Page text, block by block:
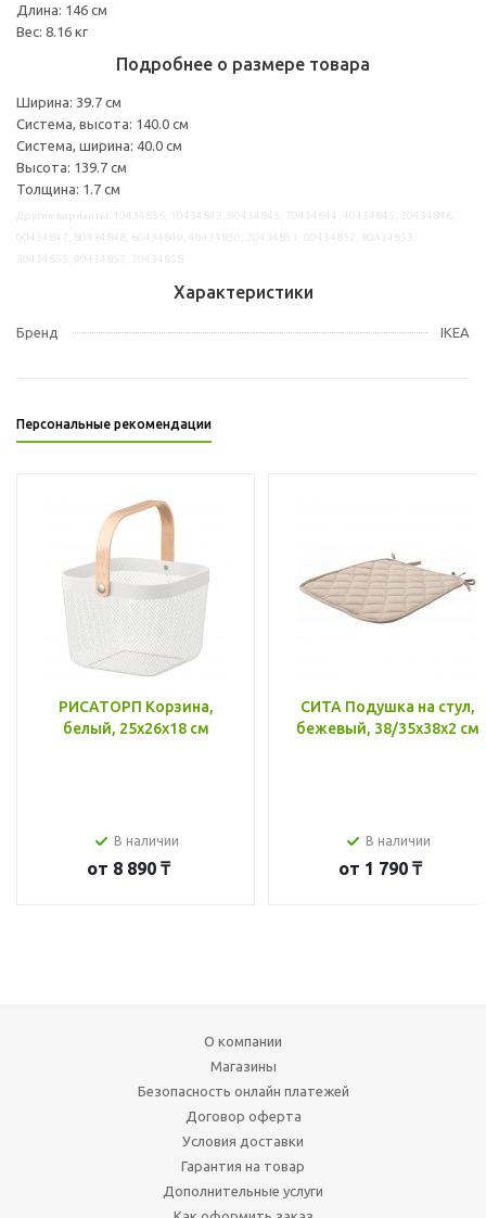
Длина: 146 см
Вес: 8.16 кг
Подробнее о размере товара
Ширина: 39.7 см
Система, высота: 140.0 см
Система, ширина: 40.0 см
Высота: 139.7 см
Толщина: 1.7 см
Характеристики
Бренд IKEA
Персональные рекомендации
РИСАТОРП Корзина,
белый, 25x26x18 см
В наличии
от 8 890 ₸
СИТА Подушка на стул,
бежевый, 38/35x38x2 см
В наличии
от 1 790 ₸
О компании
Магазины
Безопасность онлайн платежей
Договор оферта
Условия доставки
Гарантия на товар
Дополнительные услуги